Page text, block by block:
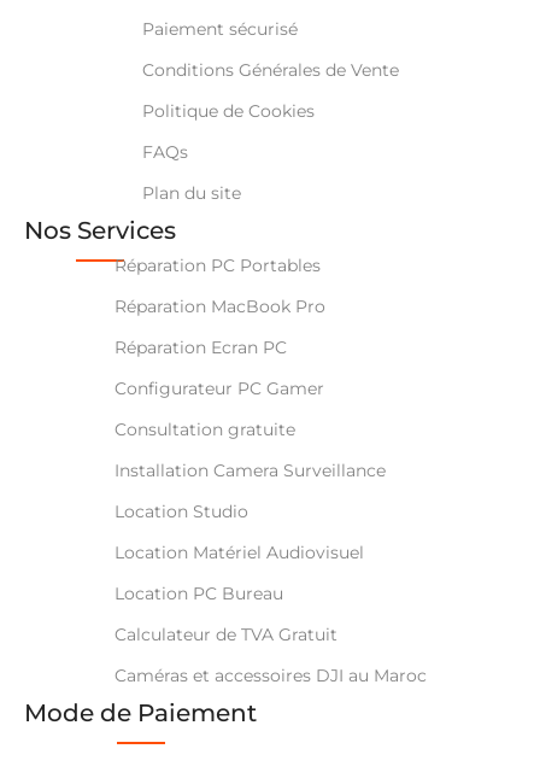
Paiement sécurisé
Conditions Générales de Vente
Politique de Cookies
FAQs
Plan du site
Nos Services
Réparation PC Portables
Réparation MacBook Pro
Réparation Ecran PC
Configurateur PC Gamer
Consultation gratuite
Installation Camera Surveillance
Location Studio
Location Matériel Audiovisuel
Location PC Bureau
Calculateur de TVA Gratuit
Caméras et accessoires DJI au Maroc
Mode de Paiement